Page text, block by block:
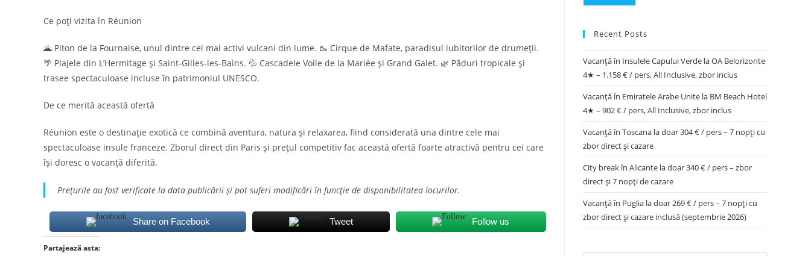
Ce poți vizita în Réunion
🌋 Piton de la Fournaise, unul dintre cei mai activi vulcani din lume. 🥾 Cirque de Mafate, paradisul iubitorilor de drumeții.
🌴 Plajele din L’Hermitage și Saint-Gilles-les-Bains. 💦 Cascadele Voile de la Mariée și Grand Galet. 🌿 Păduri tropicale și
trasee spectaculoase incluse în patrimoniul UNESCO.
De ce merită această ofertă
Réunion este o destinație exotică ce combină aventura, natura și relaxarea, fiind considerată una dintre cele mai
spectaculoase insule franceze. Zborul direct din Paris și prețul competitiv fac această ofertă foarte atractivă pentru cei care
își doresc o vacanță diferită.
Prețurile au fost verificate la data publicării și pot suferi modificări în funcție de disponibilitatea locurilor.
Share on Facebook Tweet Follow us
Partajează asta:
Recent Posts
Vacanță în Insulele Capului Verde la OA Belorizonte
4★ – 1.158 € / pers, All Inclusive, zbor inclus
Vacanță în Emiratele Arabe Unite la BM Beach Hotel
4★ – 902 € / pers, All Inclusive, zbor inclus
Vacanță în Toscana la doar 304 € / pers – 7 nopți cu
zbor direct și cazare
City break în Alicante la doar 340 € / pers – zbor
direct și 7 nopți de cazare
Vacanță în Puglia la doar 269 € / pers – 7 nopți cu
zbor direct și cazare inclusă (septembrie 2026)